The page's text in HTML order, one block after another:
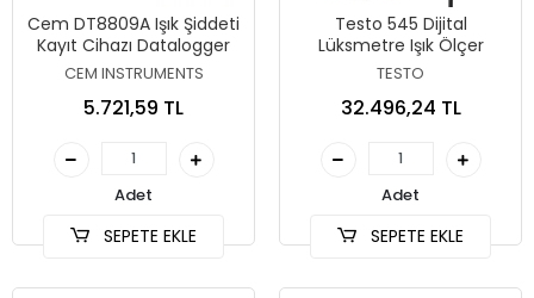
Cem DT8809A Işık Şiddeti
Kayıt Cihazı Datalogger
CEM INSTRUMENTS
5.721,59 TL
Adet
SEPETE EKLE
Testo 545 Dijital
Lüksmetre Işık Ölçer
TESTO
32.496,24 TL
Adet
SEPETE EKLE